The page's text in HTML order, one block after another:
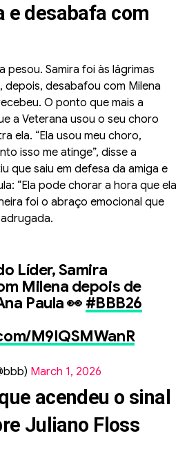
e desabafa com
pesou. Samira foi às lágrimas
depois, desabafou com Milena
O ponto que mais a
a Veterana usou o seu choro
ela. “Ela usou meu choro,
isso me atinge”, disse a
que saiu em defesa da amiga e
“Ela pode chorar a hora que ela
foi o abraço emocional que
Líder, Samira
Milena depois de
Paula 👀#BBB26
M9IQSMWanR
March 1, 2026
acendeu o sinal
Juliano Floss